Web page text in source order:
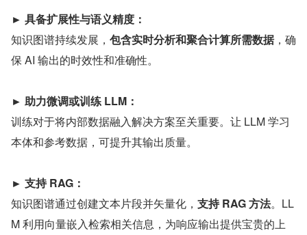
► 具备扩展性与语义精度：
知识图谱持续发展， 包含实时分析和聚合计算所需数据，确
保 AI 输出的时效性和准确性。
► 助力微调或训练 LLM：
训练对于将内部数据融入解决方案至关重要。让 LLM 学习
本体和参考数据，可提升其输出质量。
► 支持 RAG：
知识图谱通过创建文本片段并矢量化， 支持 RAG 方法。LL
M 利用向量嵌入检索相关信息，为响应输出提供宝贵的上